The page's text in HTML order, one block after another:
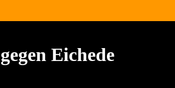
Eichede